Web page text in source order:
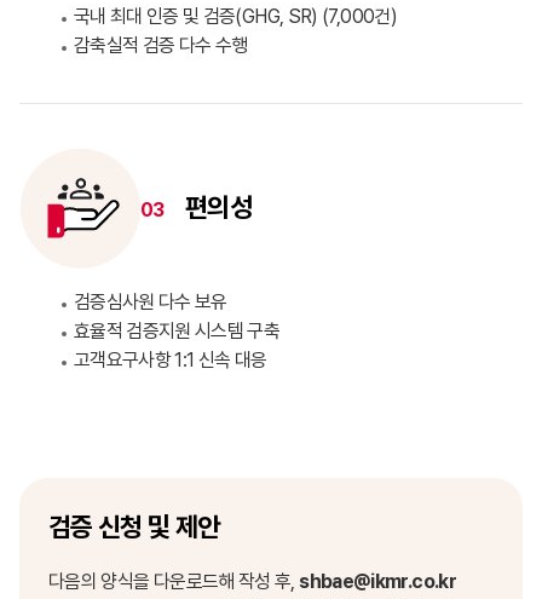
국내 최대 인증 및 검증(GHG, SR) (7,000건)
감축실적 검증 다수 수행
03 편의성
검증심사원 다수 보유
효율적 검증지원 시스템 구축
고객요구사항 1:1 신속 대응
검증 신청 및 제안
다음의 양식을 다운로드해 작성 후,shbae@ikmr.co.kr